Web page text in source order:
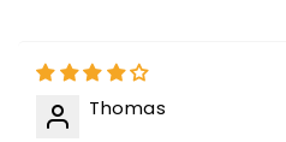
Thomas